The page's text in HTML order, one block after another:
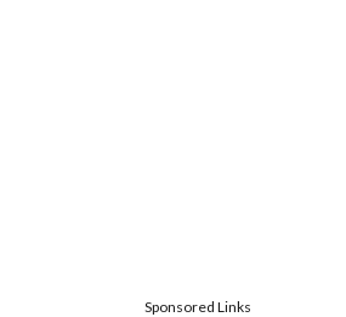
Sponsored Links